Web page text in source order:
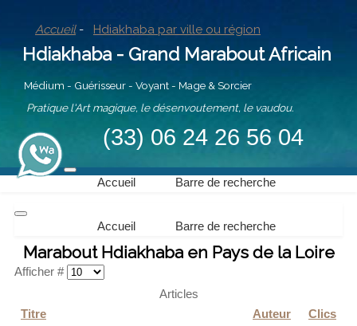
Accueil - Hdiakhaba par ville ou région
Hdiakhaba - Grand Marabout Africain
Médium - Guérisseur - Voyant - Mage & Sorcier
Pratique l'Art magique, le désenvoutement, le vaudou.
(33) 06 24 26 56 04
Accueil Barre de recherche
Accueil Barre de recherche
Marabout Hdiakhaba en Pays de la Loire
Afficher #
Articles
Titre
Auteur Clics